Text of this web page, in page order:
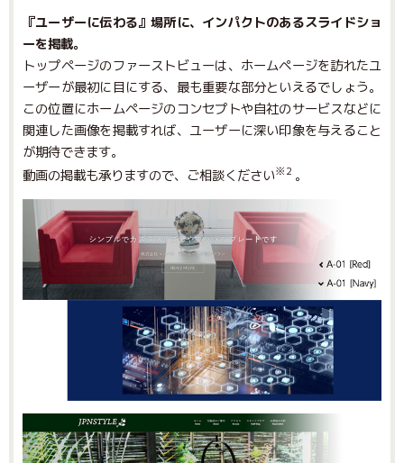
『ユーザーに伝わる』場所に、インパクトのあるスライドショ
ーを掲載。
トップページのファーストビューは、ホームページを訪れたユ
ーザーが最初に目にする、最も重要な部分といえるでしょう。
この位置にホームページのコンセプトや自社のサービスなどに
関連した画像を掲載すれば、ユーザーに深い印象を与えること
が期待できます。
動画の掲載も承りますので、ご相談ください※2 。